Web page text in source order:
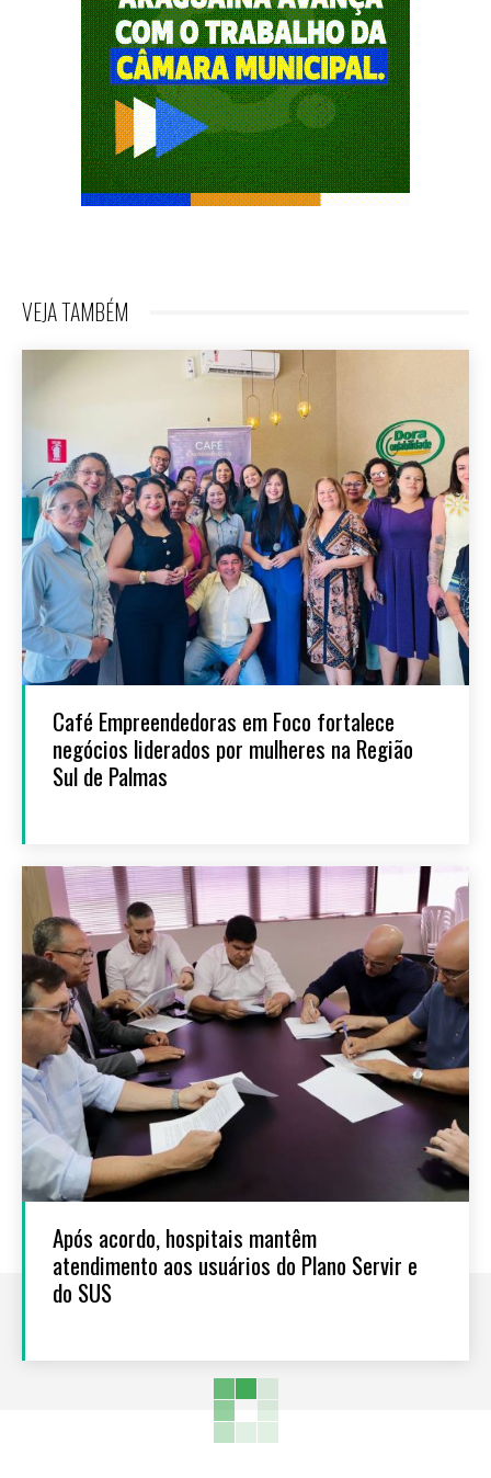
VEJA TAMBÉM
Café Empreendedoras em Foco fortalece
negócios liderados por mulheres na Região
Sul de Palmas
Após acordo, hospitais mantêm
atendimento aos usuários do Plano Servir e
do SUS